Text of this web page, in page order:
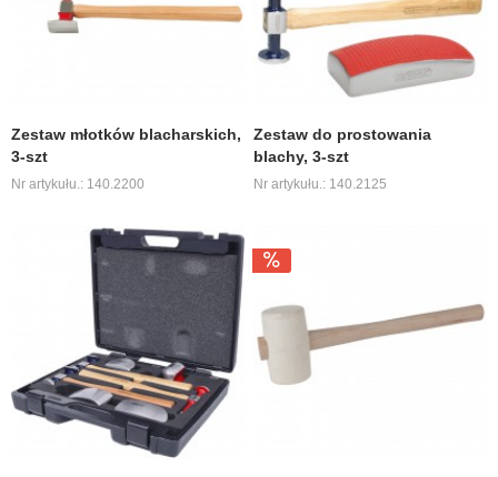
Zestaw młotków blacharskich,
3-szt
Nr artykułu.: 140.2200
Zestaw do prostowania
blachy, 3-szt
Nr artykułu.: 140.2125